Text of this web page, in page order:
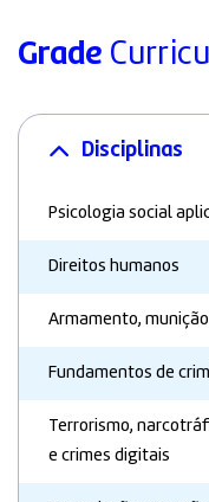
Grade
Disciplinas
Psicologia social
Direitos humanos
Armamento,
Fundamentos de
Terrorismo,
e crimes digitais